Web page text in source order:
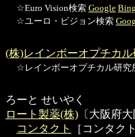
☆Euro Vision検索 Google Bing
☆ユーロ・ビジョン検索
(株)レインボーオプチカ
☆レインボーオプチカル研究
ろーと せいやく
ロート製薬(株) 〔大阪府
コンタクト
［コンタク